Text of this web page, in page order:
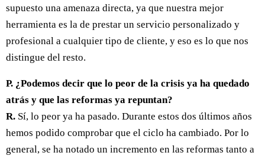
supuesto una amenaza directa, ya que nuestra mejor
herramienta es la de prestar un servicio personalizado y
profesional a cualquier tipo de cliente, y eso es lo que nos
distingue del resto.
P. ¿Podemos decir que lo peor de la crisis ya ha quedado
atrás y que las reformas ya repuntan?
R. Sí, lo peor ya ha pasado. Durante estos dos últimos años
hemos podido comprobar que el ciclo ha cambiado. Por lo
general, se ha notado un incremento en las reformas tanto a